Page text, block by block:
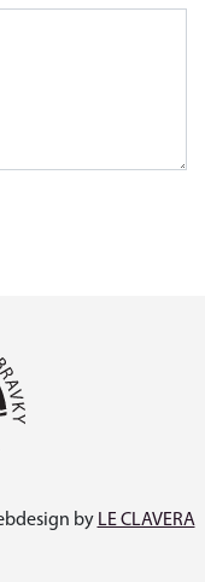
by LE CLAVERA